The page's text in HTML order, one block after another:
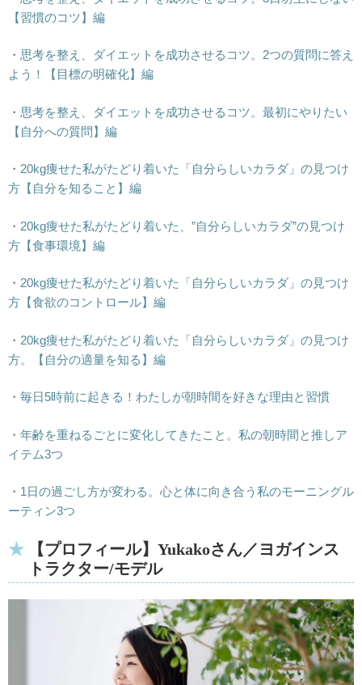
【習慣のコツ】編
・ 思考を整え、ダイエットを成功させるコツ。2つの質問に答え
よう！【目標の明確化】編
・ 思考を整え、ダイエットを成功させるコツ。最初にやりたい
【自分への質問】編
・ 20kg痩せた私がたどり着いた「自分らしいカラダ」の見つけ
方【自分を知ること】編
・ 20kg痩せた私がたどり着いた、”自分らしいカラダ”の見つけ
方【食事環境】編
・ 20kg痩せた私がたどり着いた「自分らしいカラダ」の見つけ
方【食欲のコントロール】編
・ 20kg痩せた私がたどり着いた「自分らしいカラダ」の見つけ
方。【自分の適量を知る】編
・ 毎日5時前に起きる！わたしが朝時間を好きな理由と習慣
・ 年齢を重ねるごとに変化してきたこと。私の朝時間と推しア
イテム3つ
・ 1日の過ごし方が変わる。心と体に向き合う私のモーニングル
ーティン3つ
【プロフィール】Yukakoさん／ヨガインス
トラクター/モデル